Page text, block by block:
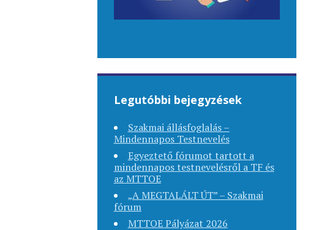
Legutóbbi bejegyzések
Szakmai állásfoglalás –
Mindennapos Testnevelés
Egyeztető fórumot tartott a
mindennapos testnevelésről a TF és
az MTTOE
„A MEGTALÁLT ÚT” – Szakmai
fórum
MTTOE Pályázat 2026